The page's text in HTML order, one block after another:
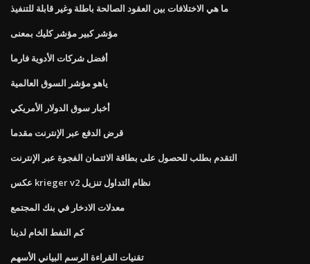
ما هي الاختلافات بين العقود الصالحة باطلة وغير قابلة للتنفيذ
مؤشر كبير مؤشر كليك بمعنى
أفضل شركات الأدوية فارما
ياهو مؤشر السوق العالمية
أخبار سوق الدولار الأمريكي
قرض الدفع عبر الإنترنت مقدما
التقدم بطلب للحصول على بطاقة الائتمان الفجوة عبر الإنترنت
عكس krieger v2 نظام التداول تنزيل
معدلات الادخار في بنك المجتمع
كم النفط الخام لدينا
تقنيات القراءة الرسم البياني الأسهم